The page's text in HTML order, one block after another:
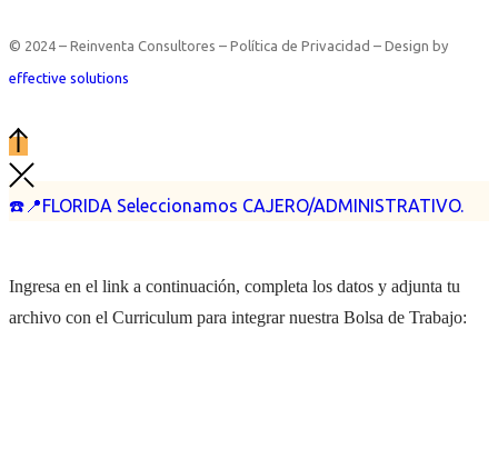
☎️📍FLORIDA Seleccionamos CAJERO/ADMINISTRATIVO.
© 2024 – Reinventa Consultores – Política de Privacidad – Design by
effective solutions
Ingresa en el link a continuación, completa los datos y adjunta tu
archivo con el Curriculum para integrar nuestra Bolsa de Trabajo: